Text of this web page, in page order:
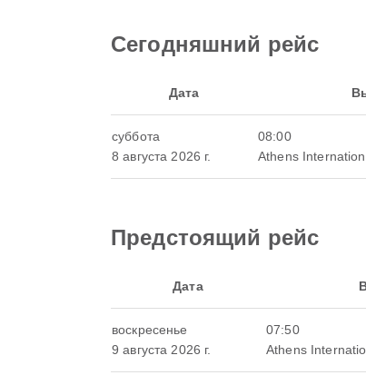
Сегодняшний рейс
Дата
суббота
8 августа 2026 г.
08:00
Athens
Предстоящий рейс
Дата
воскресенье
9 августа 2026 г.
07:50
Athens